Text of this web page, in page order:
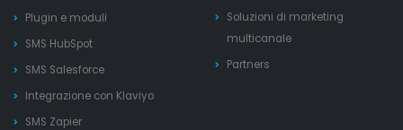
Plugin e moduli
SMS HubSpot
SMS Salesforce
Integrazione con Klaviyo
SMS Zapier
Soluzioni di marketing
multicanale
Partners